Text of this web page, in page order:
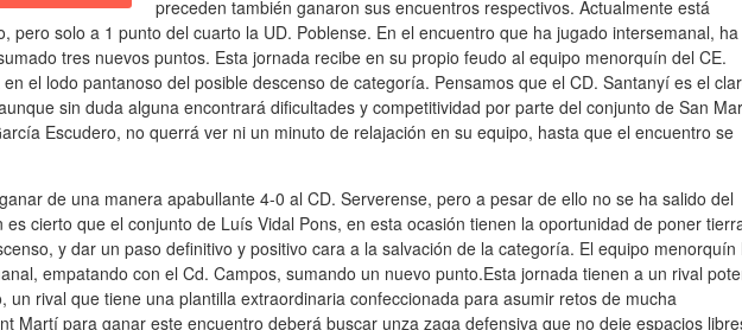
preceden también ganaron sus encuentros respectivos. Actualmente está
pero solo a 1 punto del cuarto la UD. Poblense. En el encuentro que ha jugado intersemanal, ha
tres nuevos puntos. Esta jornada recibe en su propio feudo al equipo menorquín del CE.
el lodo pantanoso del posible descenso de categoría. Pensamos que el CD. Santanyí es el
sin duda alguna encontrará dificultades y competitividad por parte del conjunto de San
Escudero, no querrá ver ni un minuto de relajación en su equipo, hasta que el encuentro se
de una manera apabullante 4-0 al CD. Serverense, pero a pesar de ello no se ha salido del
cierto que el conjunto de Luís Vidal Pons, en esta ocasión tienen la oportunidad de poner
y dar un paso definitivo y positivo cara a la salvación de la categoría. El equipo menorquín
empatando con el Cd. Campos, sumando un nuevo punto.Esta jornada tienen a un rival
un rival que tiene una plantilla extraordinaria confeccionada para asumir retos de mucha
Martí para ganar este encuentro deberá buscar unza zaga defensiva que no deje espacios